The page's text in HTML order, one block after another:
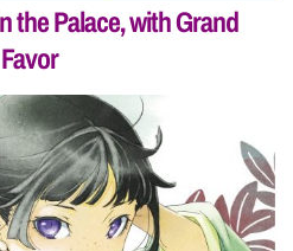
the Palace, with Grand